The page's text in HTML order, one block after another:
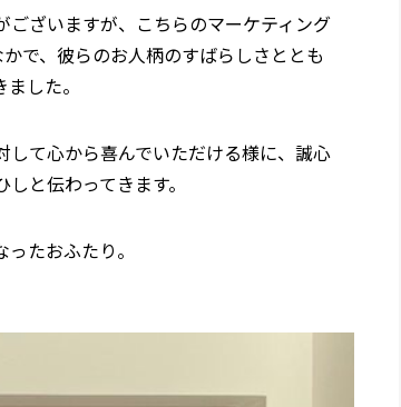
ざいますが、こちらのマーケティング
で、彼らのお人柄のすばらしさととも
した。
て心から喜んでいただける様に、誠心
と伝わってきます。
たおふたり。